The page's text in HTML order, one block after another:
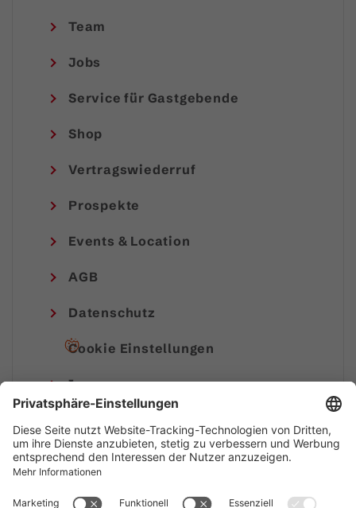
Team
Jobs
Service für Gastgebende
Shop
Vertragswiederruf
Prospekte
Events & Location
AGB
Datenschutz
Cookie Einstellungen
Impressum